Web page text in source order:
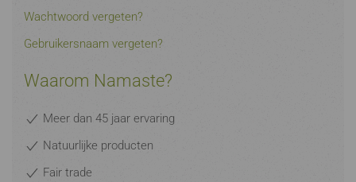
Wachtwoord vergeten?
Gebruikersnaam vergeten?
Waarom Namaste?
Meer dan 45 jaar ervaring
Natuurlijke producten
Fair trade